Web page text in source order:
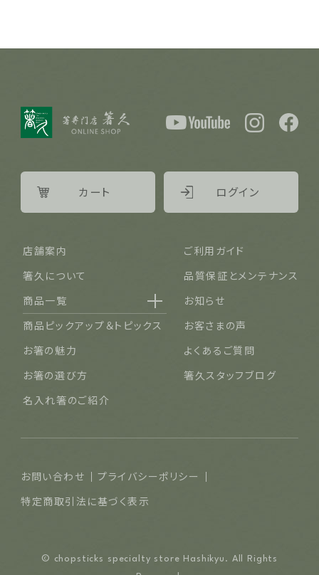
店舗案内
ご利用ガイド
箸久について
品質保証とメンテナンス
商品一覧
名入れ可能なお箸
結婚祝い・結婚記念日
長寿祝い・賀寿（還暦・古希・米寿など）
ご夫婦・ご両親へ（夫婦箸）
退職祝い
普段使い・自宅用
お知らせ
商品ピックアップ＆トピックス
お客さまの声
お箸の魅力
よくあるご質問
お箸の選び方
箸久スタッフブログ
名入れ箸のご紹介
カート ログイン
お問い合わせ
プライバシーポリシー
特定商取引法に基づく表示
© chopsticks specialty store Hashikyu. All Rights